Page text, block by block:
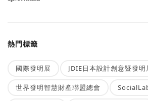
熱門標籤
國際發明展 JDIE日本設計創意暨發明
世界發明智慧財產聯盟總會